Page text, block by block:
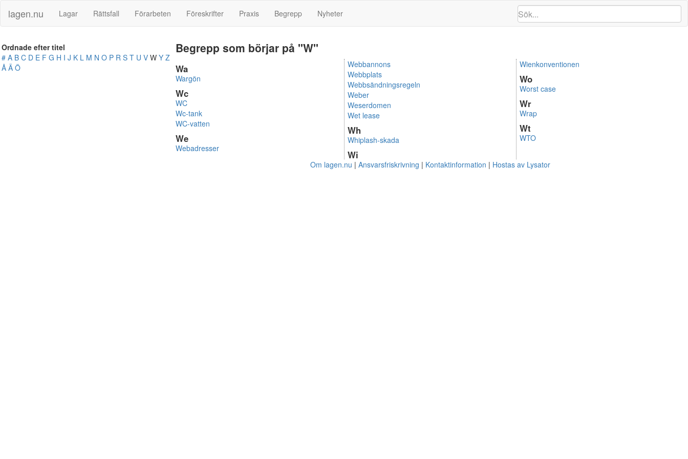
lagen.nu Lagar Rättsfall Förarbeten Föreskrifter Praxis Begrepp Nyheter
Ordnade efter titel
# A B C D E F G H I J K L M N O P R S T U V W Y Z
Å Ä Ö
Begrepp som börjar på "W"
Wa
Wargön
Wc
WC
Wc-tank
WC-vatten
We
Webadresser
Webbannons
Webbplats
Webbsändningsregeln
Weber
Weserdomen
Wet lease
Wh
Whiplash-skada
Wi
Wienkonventionen
Wo
Worst case
Wr
Wrap
Wt
WTO
Om lagen.nu Ansvarsfriskrivning Kontaktinformation Hostas av Lysator